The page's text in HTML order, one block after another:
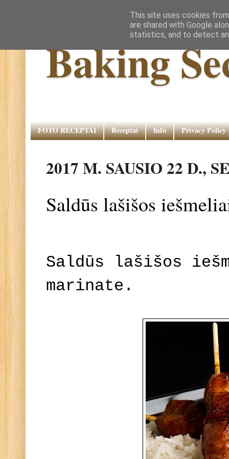
Baking
FOTO RECEPTAI Receptai Info Privacy Policy
2017 M. SAUSIO 22 D.,
Saldūs lašišos
Saldūs lašišos
marinate.
This site uses cookies
are shared with Google
statistics, and to detect